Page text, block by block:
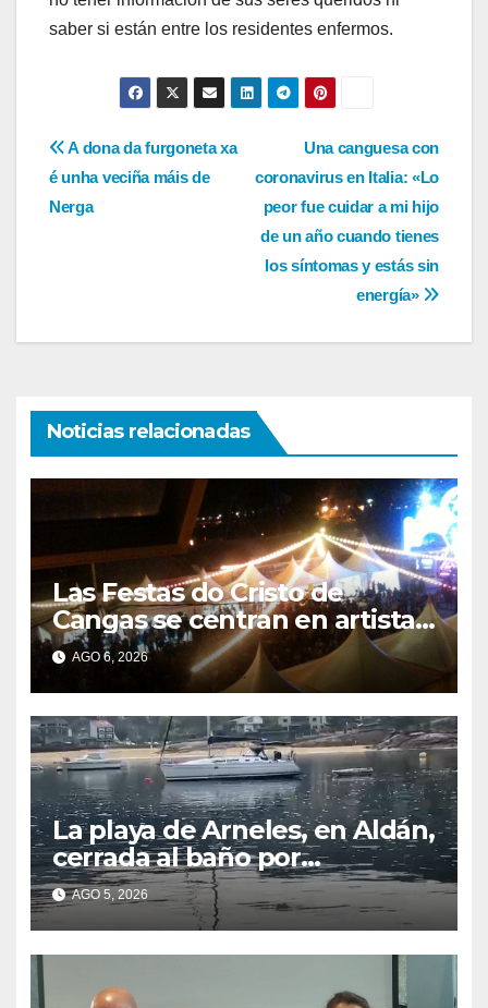
saber si están entre los residentes enfermos.
Navegación
de
Una canguesa con
coronavirus en Italia: «Lo
peor fue cuidar a mi hijo
de un año cuando tienes
los síntomas y estás sin
energía»
A dona da furgoneta xa
é unha veciña máis de
Nerga
Noticias relacionadas
Las Festas do Cristo de
Cangas se centran en artistas
gallegos
AGO 6, 2026
La playa de Arneles, en Aldán,
cerrada al baño por
contaminación del agua tras
detectarse restos fecales
AGO 5, 2026